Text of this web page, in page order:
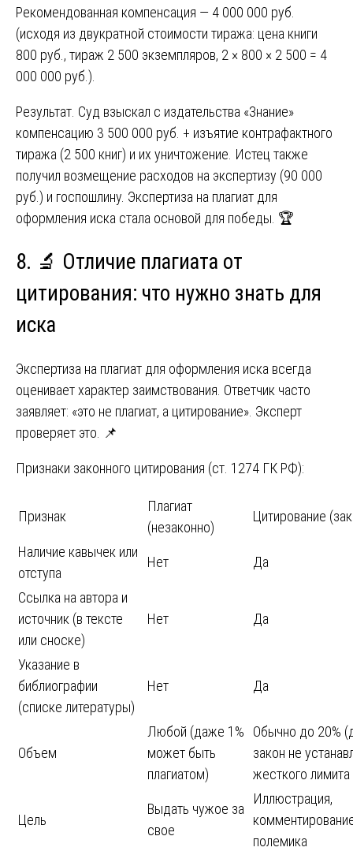
Рекомендованная компенсация — 4 000 000 руб.
(исходя из двукратной стоимости тиража: цена книги
800 руб., тираж 2 500 экземпляров, 2 × 800 × 2 500 = 4
000 000 руб.).
Результат. Суд взыскал с издательства «Знание»
компенсацию 3 500 000 руб. + изъятие контрафактного
тиража (2 500 книг) и их уничтожение. Истец также
получил возмещение расходов на экспертизу (90 000
руб.) и госпошлину. Экспертиза на плагиат для
оформления иска стала основой для победы. 🏆
8. 🔬 Отличие плагиата от
цитирования: что нужно знать для
иска
Экспертиза на плагиат для оформления иска всегда
оценивает характер заимствования. Ответчик часто
заявляет: «это не плагиат, а цитирование». Эксперт
проверяет это. 📌
Признаки законного цитирования (ст. 1274 ГК РФ):
Признак
Плагиат
(незаконно)
Цитирование
Наличие кавычек или
отступа
Нет Да
Ссылка на автора и
источник (в тексте
или сноске)
Нет Да
Указание в
библиографии
(списке литературы)
Нет Да
Объем
Любой (даже 1%
может быть
плагиатом)
Обычно до 20%
закон не
жесткого лимита
Цель
Выдать чужое за
свое
Иллюстрация,
полемика